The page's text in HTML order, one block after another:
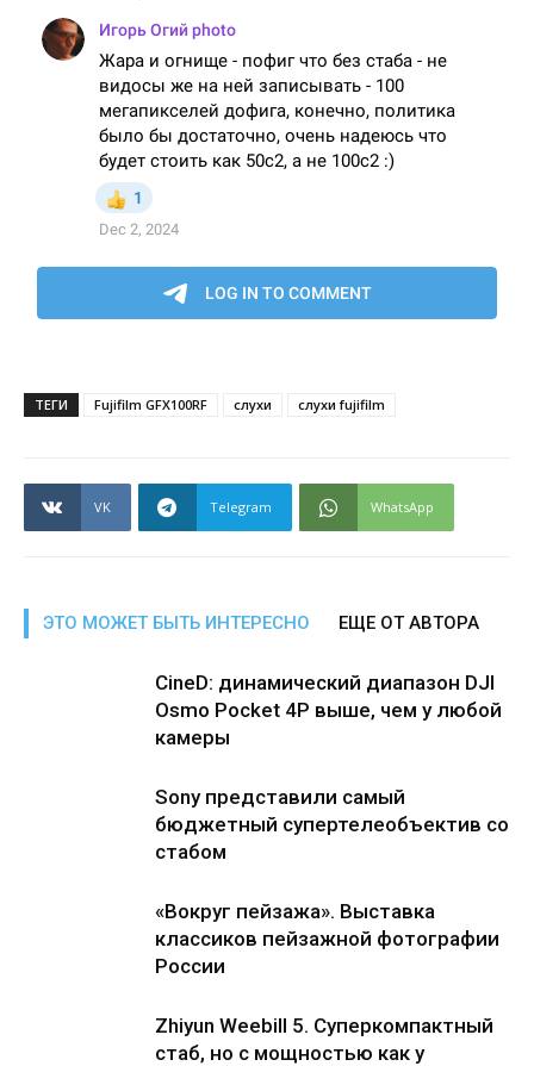
ТЕГИ Fujifilm GFX100RF слухи слухи fujifilm
VK Telegram WhatsApp
ЭТО МОЖЕТ БЫТЬ ИНТЕРЕСНО ЕЩЕ ОТ АВТОРА
CineD: динамический диапазон DJI
Osmo Pocket 4P выше, чем у любой
камеры
Sony представили самый
бюджетный супертелеобъектив со
стабом
«Вокруг пейзажа». Выставка
классиков пейзажной фотографии
России
Zhiyun Weebill 5. Cуперкомпактный
стаб, но с мощностью как у